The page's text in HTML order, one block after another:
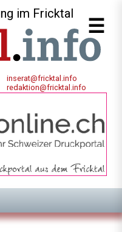
im Fricktal
inserat@fricktal.info
redaktion@fricktal.info